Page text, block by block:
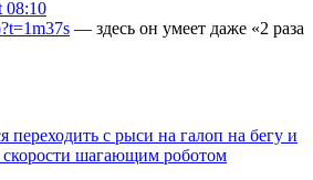
08:10
— здесь он умеет даже «2 раза
переходить с рыси на галоп на бегу и
шагающим роботом